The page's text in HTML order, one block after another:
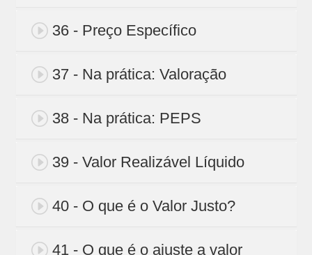
36 - Preço Específico
37 - Na prática: Valoração
38 - Na prática: PEPS
39 - Valor Realizável Líquido
40 - O que é o Valor Justo?
41 - O que é o ajuste a valor